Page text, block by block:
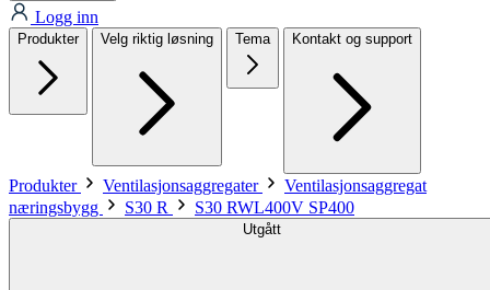
Logg inn
Produkter Velg riktig løsning Tema Kontakt og support
Produkter Ventilasjonsaggregater
Ventilasjonsaggregat
næringsbygg
S30 R S30 RWL400V SP400
Utgått